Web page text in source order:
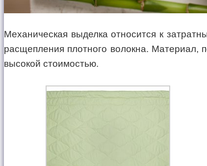
Механическая выделка относится к
расщепления плотного волокна. Материал,
высокой стоимостью.